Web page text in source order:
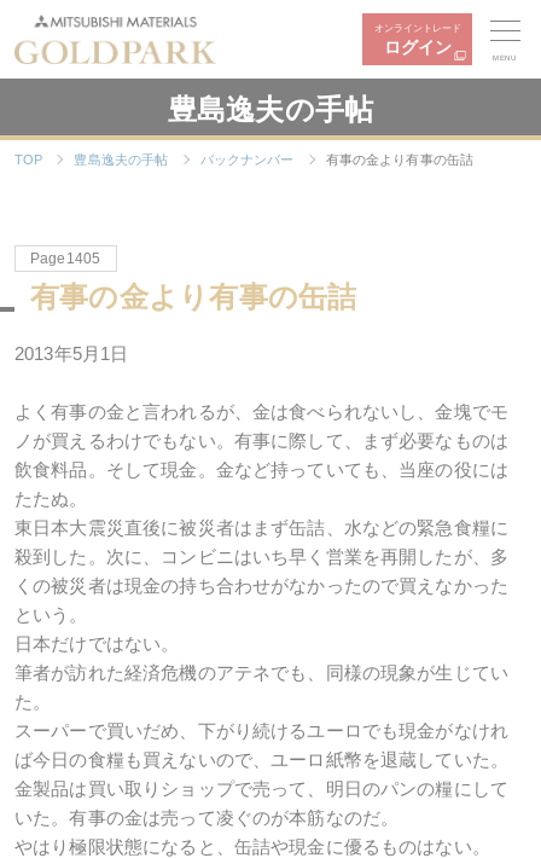
オンライントレード
ログイン
MENU
豊島逸夫の手帖
TOP 豊島逸夫の手帖 バックナンバー 有事の金より有事の缶詰
Page1405
有事の金より有事の缶詰
2013年5月1日
よく有事の金と言われるが、金は食べられないし、金塊でモ
ノが買えるわけでもない。有事に際して、まず必要なものは
飲食料品。そして現金。金など持っていても、当座の役には
たたぬ。
東日本大震災直後に被災者はまず缶詰、水などの緊急食糧に
殺到した。次に、コンビニはいち早く営業を再開したが、多
くの被災者は現金の持ち合わせがなかったので買えなかった
という。
日本だけではない。
筆者が訪れた経済危機のアテネでも、同様の現象が生じてい
た。
スーパーで買いだめ、下がり続けるユーロでも現金がなけれ
ば今日の食糧も買えないので、ユーロ紙幣を退蔵していた。
金製品は買い取りショップで売って、明日のパンの糧にして
いた。有事の金は売って凌ぐのが本筋なのだ。
やはり極限状態になると、缶詰や現金に優るものはない。